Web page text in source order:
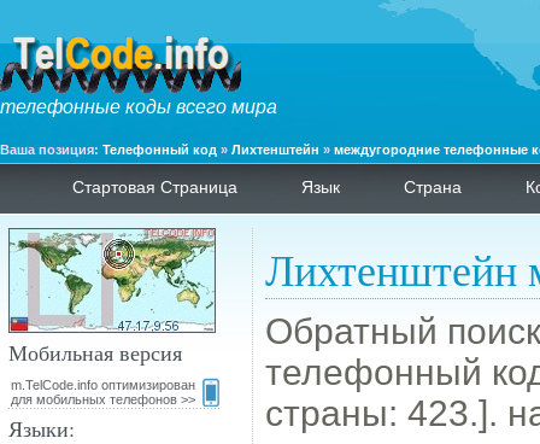
телефонные коды всего мира
Ваша позиция: Телефонный код » Лихтенштейн » междугородние телефонные
Стартовая Страница Язык Страна
Лихтенштейн
Обратный
телефонный
страны: 423.].
Мобильная версия
m.TelCode.info оптимизирован
для мобильных телефонов >>
Языки: